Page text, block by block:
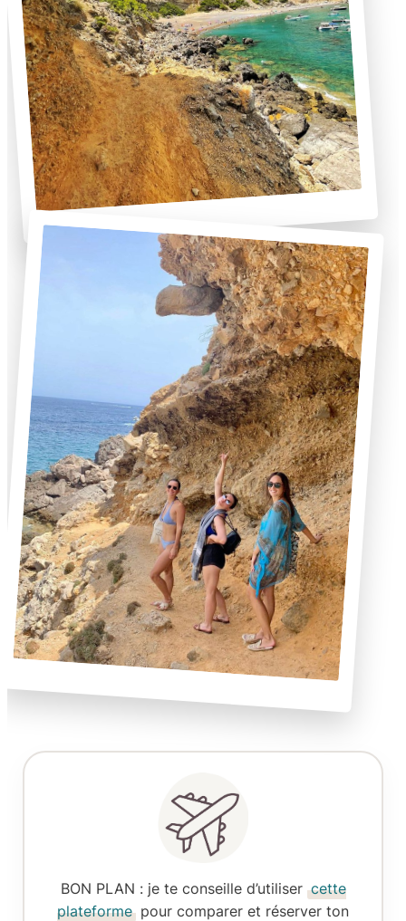
BON PLAN : je te conseille d’utiliser cette
plateforme pour comparer et réserver ton